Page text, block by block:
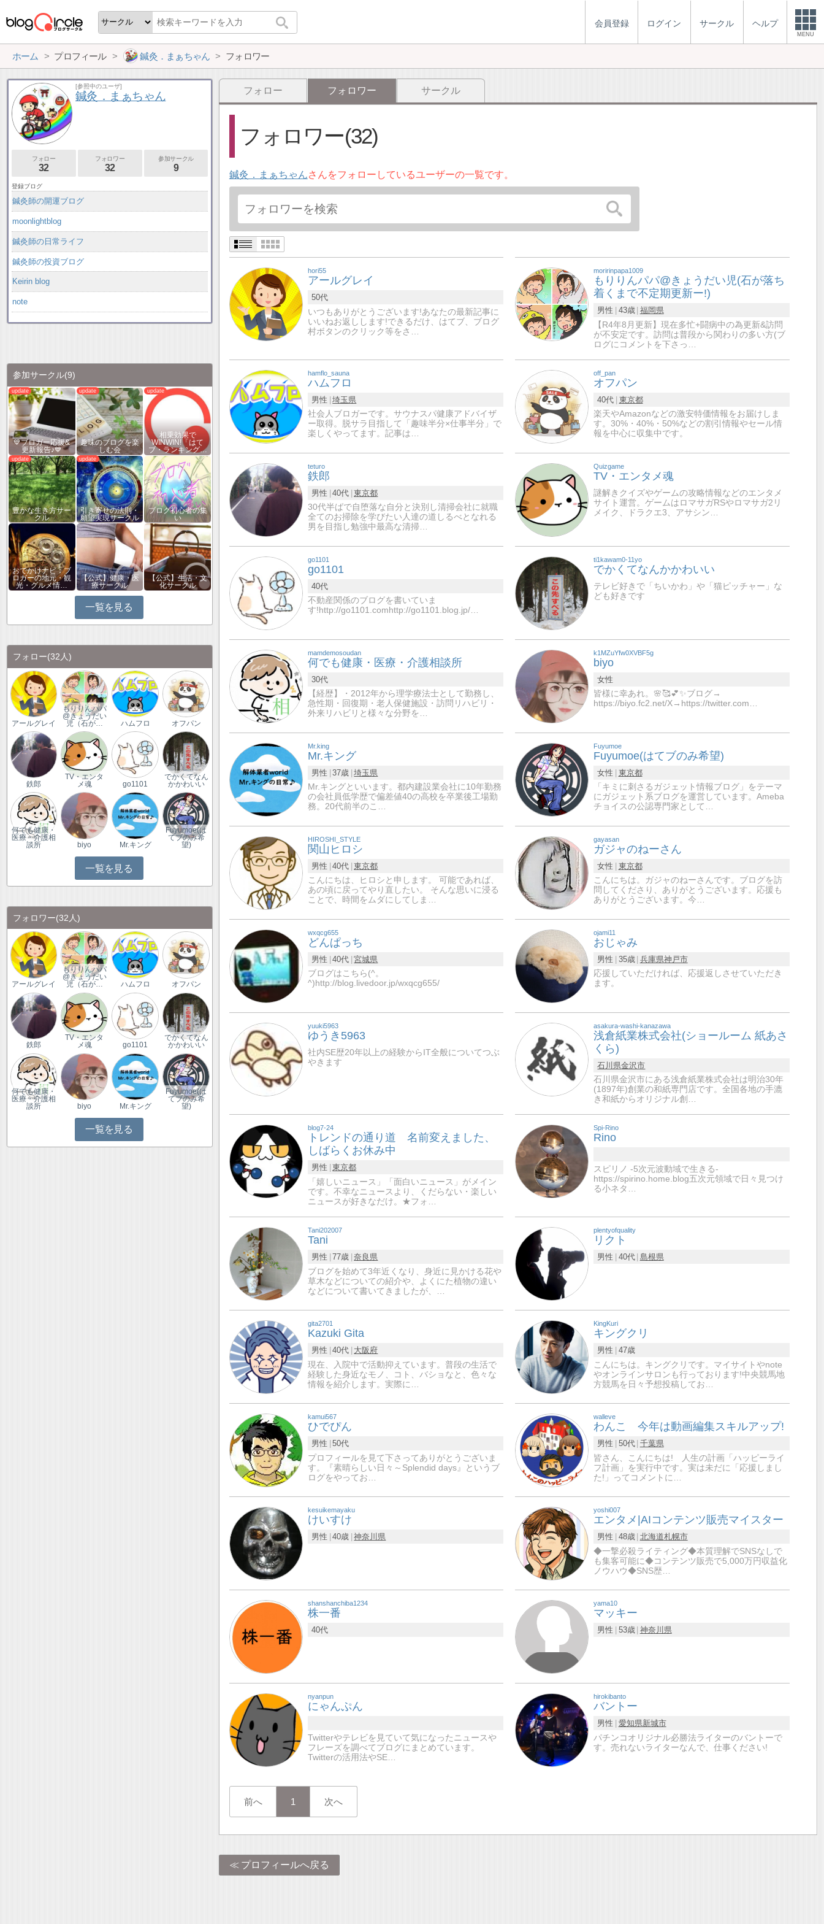
会員登録 ログイン サークル ヘルプ
MENU
ホーム プロフィール 鍼灸．まぁちゃん フォロワー
フォロー フォロワー サークル
フォロワー(32)
鍼灸．まぁちゃんさんをフォローしているユーザーの一覧です。
hori55
アールグレイ
50代
いつもありがとうございます!あなたの最新記事に
いいねお返しします!できるだけ、はてブ、ブログ
村ボタンのクリック等をさ…
moririnpapa1009
もりりんパパ@きょうだい児(石が落ち
着くまで不定期更新ー!)
男性 43歳 福岡県
【R4年8月更新】現在多忙+闘病中の為更新&訪問
が不安定です。訪問は普段から関わりの多い方(ブ
ログにコメントを下さっ…
hamflo_sauna
ハムフロ
男性
埼玉県
社会人ブロガーです。サウナスパ健康アドバイザ
ー取得。脱サラ目指して「趣味半分×仕事半分」で
楽しくやってます。記事は…
off_pan
オフパン
40代 東京都
楽天やAmazonなどの激安特価情報をお届けしま
す。30%・40%・50%などの割引情報やセール情
報を中心に収集中です。
teturo
鉄郎
男性 40代 東京都
30代半ばで自堕落な自分と決別し清掃会社に就職
全てのお掃除を学びたい人達の道しるべとなれる
男を目指し勉強中最高な清掃…
Quizgame
TV・エンタメ魂
謎解きクイズやゲームの攻略情報などのエンタメ
サイト運営。ゲームはロマサガRSやロマサガ2リ
メイク、ドラクエ3、アサシン…
go1101
go1101
40代
不動産関係のブログを書いていま
す!http://go1101.comhttp://go1101.blog.jp/…
ti1kawam0-11yo
でかくてなんかかわいい
テレビ好きで「ちいかわ」や「猫ピッチャー」な
ども好きです
mamdemosoudan
何でも健康・医療・介護相談所
30代
【経歴】・2012年から理学療法士として勤務し、
急性期・回復期・老人保健施設・訪問リハビリ・
外来リハビリと様々な分野を…
k1MZuYfw0XVBF5g
biyo
女性
皆様に幸あれ。🌸🥰💕✨ブログ→
https://biyo.fc2.net/X→https://twitter.com…
Mr.king
Mr.キング
男性 37歳 埼玉県
Mr.キングといいます。都内建設業会社に10年勤務
の会社員低学歴で偏差値40の高校を卒業後工場勤
務。20代前半のこ…
Fuyumoe
Fuyumoe(はてブのみ希望)
女性
東京都
「キミに刺さるガジェット情報ブログ」をテーマ
にガジェット系ブログを運営しています。Ameba
チョイスの公認専門家として…
HIROSHI_STYLE
関山ヒロシ
男性 40代 東京都
こんにちは、ヒロシと申します。 可能であれば、
あの頃に戻ってやり直したい。 そんな思いに浸る
ことで、時間をムダにしてしま…
gayasan
ガジャのねーさん
女性
東京都
こんにちは。ガジャのねーさんです。ブログを訪
問してくださり、ありがとうございます。応援も
ありがとうございます。今…
wxqcg655
どんぱっち
男性 40代 宮城県
ブログはこちら(^。
^)http://blog.livedoor.jp/wxqcg655/
ojami11
おじゃみ
男性 35歳 兵庫県神戸市
応援していただければ、応援返しさせていただき
ます。
yuuki5963
ゆうき5963
社内SE歴20年以上の経験からIT全般についてつぶ
やきます
asakura-washi-kanazawa
浅倉紙業株式会社(ショールーム 紙あさ
くら)
石川県金沢市
石川県金沢市にある浅倉紙業株式会社は明治30年
(1897年)創業の和紙専門店です。全国各地の手漉
き和紙からオリジナル創…
blog7-24
トレンドの通り道 名前変えました、
しばらくお休み中
男性
東京都
「嬉しいニュース」「面白いニュース」がメイン
です。不幸なニュースより、くだらない・楽しい
ニュースが好きなだけ。★フォ…
Spi-Rino
Rino
スピリノ -5次元波動域で生きる-
https://spirino.home.blog五次元領域で日々見つけ
る小ネタ…
Tani202007
Tani
男性 77歳 奈良県
ブログを始めて3年近くなり、身近に見かける花や
草木などについての紹介や、よくにた植物の違い
などについて書いてきましたが、…
plentyofquality
リクト
男性 40代 島根県
gita2701
Kazuki Gita
男性 40代 大阪府
現在、入院中で活動抑えています。普段の生活で
経験した身近なモノ、コト、バショなと、色々な
情報を紹介します。実際に…
KingKuri
キングクリ
男性
47歳
こんにちは。キングクリです。マイサイトやnote
やオンラインサロンも行っております!中央競馬地
方競馬を日々予想投稿してお…
kamui567
ひでぴん
男性
50代
プロフィールを見て下さってありがとうございま
す。『素晴らしい日々～Splendid days』というブ
ログをやってお…
walleve
わんこ 今年は動画編集スキルアップ!
男性 50代 千葉県
皆さん、こんにちは! 人生の計画「ハッピーライ
フ計画」を実行中です。実は未だに「応援しまし
た!」ってコメントに…
kesuikemayaku
けいすけ
男性 40歳 神奈川県
yoshi007
エンタメ|AIコンテンツ販売マイスター
男性 48歳 北海道札幌市
◆一撃必殺ライティング◆本質理解でSNSなしで
も集客可能に◆コンテンツ販売で5,000万円収益化
ノウハウ◆SNS歴…
shanshanchiba1234
株一番
40代
yama10
マッキー
男性 53歳 神奈川県
nyanpun
にゃんぷん
Twitterやテレビを見ていて気になったニュースや
フレーズを調べてブログにまとめています。
Twitterの活用法やSE…
hirokibanto
バントー
男性 愛知県新城市
パチンコオリジナル必勝法ライターのバントーで
す。売れないライターなんで、仕事ください!
前へ 1 次へ
プロフィールへ戻る
[参照中のユーザ]
鍼灸．まぁちゃん
フォロー
32
フォロワー
32
参加サークル
9
登録ブログ
鍼灸師の開運ブログ
moonlightblog
鍼灸師の日常ライフ
鍼灸師の投資ブログ
Keirin blog
note
参加サークル(9)
💙ブロガー応援&
更新報告♪💙
趣味のブログを楽
しむ会
相乗効果で
WINWIN!「はて
ブ・ランキング…
豊かな生き方サー
クル
引き寄せの法則・
願望実現サークル
ブログ初心者の集
い
おでかけナビ：ブ
ロガーの地元・観
光・グルメ情…
【公式】健康・医
療サークル
【公式】生活・文
化サークル
一覧を見る
フォロー(32人)
アールグレイ
もりりんパパ
@きょうだい
児（石が…
ハムフロ オフパン
鉄郎
TV・エンタ
メ魂
go1101
でかくてなん
かかわいい
何でも健康・
医療・介護相
談所
biyo Mr.キング
Fuyumoe(は
てブのみ希
望)
一覧を見る
フォロワー(32人)
アールグレイ
もりりんパパ
@きょうだい
児（石が…
ハムフロ オフパン
鉄郎
TV・エンタ
メ魂
go1101
でかくてなん
かかわいい
何でも健康・
医療・介護相
談所
biyo Mr.キング
Fuyumoe(は
てブのみ希
望)
一覧を見る